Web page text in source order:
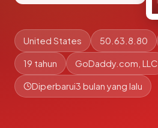
United States 50.63.8.80
19 tahun GoDaddy.com, LLC
Diperbarui3 bulan yang lalu